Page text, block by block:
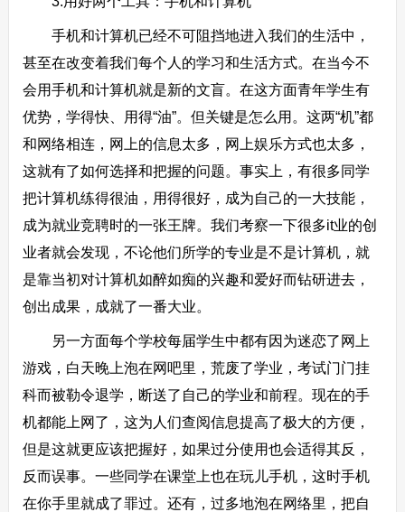
手机和计算机已经不可阻挡地进入我们的生活中，
甚至在改变着我们每个人的学习和生活方式。在当今不
会用手机和计算机就是新的文盲。在这方面青年学生有
优势，学得快、用得“油”。但关键是怎么用。这两“机”都
和网络相连，网上的信息太多，网上娱乐方式也太多，
这就有了如何选择和把握的问题。事实上，有很多同学
把计算机练得很油，用得很好，成为自己的一大技能，
成为就业竞聘时的一张王牌。我们考察一下很多it业的创
业者就会发现，不论他们所学的专业是不是计算机，就
是靠当初对计算机如醉如痴的兴趣和爱好而钻研进去，
创出成果，成就了一番大业。
另一方面每个学校每届学生中都有因为迷恋了网上
游戏，白天晚上泡在网吧里，荒废了学业，考试门门挂
科而被勒令退学，断送了自己的学业和前程。现在的手
机都能上网了，这为人们查阅信息提高了极大的方便，
但是这就更应该把握好，如果过分使用也会适得其反，
反而误事。一些同学在课堂上也在玩儿手机，这时手机
在你手里就成了罪过。还有，过多地泡在网络里，把自